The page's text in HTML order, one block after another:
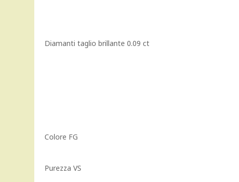
Diamanti taglio brillante 0.09 ct
Colore FG
Purezza VS